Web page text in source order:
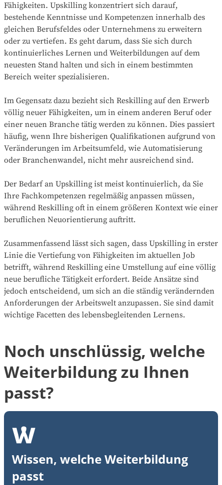
Fähigkeiten. Upskilling konzentriert sich darauf,
bestehende Kenntnisse und Kompetenzen innerhalb des
gleichen Berufsfeldes oder Unternehmens zu erweitern
oder zu vertiefen. Es geht darum, dass Sie sich durch
kontinuierliches Lernen und Weiterbildungen auf dem
neuesten Stand halten und sich in einem bestimmten
Bereich weiter spezialisieren.
Im Gegensatz dazu bezieht sich Reskilling auf den Erwerb
völlig neuer Fähigkeiten, um in einem anderen Beruf oder
einer neuen Branche tätig werden zu können. Dies passiert
häufig, wenn Ihre bisherigen Qualifikationen aufgrund von
Veränderungen im Arbeitsumfeld, wie Automatisierung
oder Branchenwandel, nicht mehr ausreichend sind.
Der Bedarf an Upskilling ist meist kontinuierlich, da Sie
Ihre Fachkompetenzen regelmäßig anpassen müssen,
während Reskilling oft in einem größeren Kontext wie einer
beruflichen Neuorientierung auftritt.
Zusammenfassend lässt sich sagen, dass Upskilling in erster
Linie die Vertiefung von Fähigkeiten im aktuellen Job
betrifft, während Reskilling eine Umstellung auf eine völlig
neue berufliche Tätigkeit erfordert. Beide Ansätze sind
jedoch entscheidend, um sich an die ständig verändernden
Anforderungen der Arbeitswelt anzupassen. Sie sind damit
wichtige Facetten des lebensbegleitenden Lernens.
Noch unschlüssig, welche
Weiterbildung zu Ihnen
passt?
Wissen, welche Weiterbildung
passt